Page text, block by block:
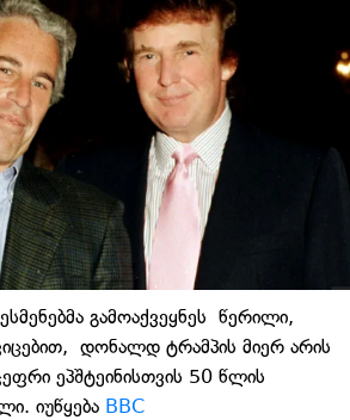
გამოაქვეყნეს წერილი,
დონალდ ტრამპის მიერ არის
ეპშტეინისთვის 50 წლის
იუწყება BBC